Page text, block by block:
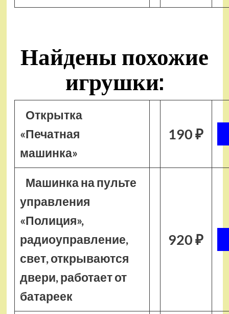
Найдены похожие
игрушки:
Открытка
«Печатная
машинка»
190 ₽
Машинка на пульте
управления
«Полиция»,
радиоуправление,
свет, открываются
двери, работает от
батареек
920 ₽